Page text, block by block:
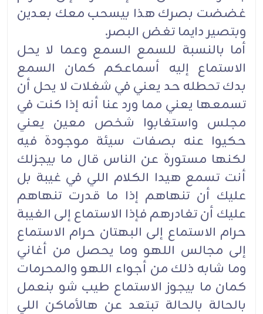
غضضت بصرك هذا بيسحب معك بعدين
وبتصير دايما تغض البصر.
أما بالنسبة للسمع السمع وعما لا يحل
الاستماع إليه أسماعكم كمان السمع
بدك تحطله حد يعني في شغلات لا يحل أن
تسمعها يعني مما ورد عنا أنه إذا كنت في
مجلس واستغابوا شخص معين يعني
حكيوا عنه بصفات سيئة موجودة فيه
لكنها مستورة عن الناس قال ما بيجزلك
أنت تسمع هيدا الكلام اللي في غيبة بل
عليك أن تنهاهم إذا ما قدرت تنهاهم
عليك أن تغادرهم فإذا الاستماع إلى الغيبة
حرام الاستماع إلى البهتان حرام الاستماع
إلى مجالس اللهو وما يحصل من أغاني
وما شابه ذلك من أجواء اللهو والمحرمات
كمان ما بيجوز الاستماع طيب شو بنعمل
بالحالة بالحالة تبتعد عن هالأماكن اللي